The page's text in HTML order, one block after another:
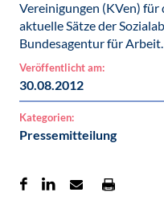
Vereinigungen (KVen) für
aktuelle Sätze der
Bundesagentur für Arbeit.
Veröffentlicht am:
30.08.2012
Kategorien:
Pressemitteilung